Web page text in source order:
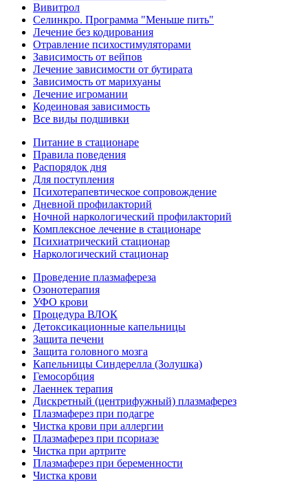
Вивитрол
Селинкро. Программа "Меньше пить"
Лечение без кодирования
Отравление психостимуляторами
Зависимость от вейпов
Лечение зависимости от бутирата
Зависимость от марихуаны
Лечение игромании
Кодеиновая зависимость
Все виды подшивки
Питание в стационаре
Правила поведения
Распорядок дня
Для поступления
Психотерапевтическое сопровождение
Дневной профилакторий
Ночной наркологический профилакторий
Комплексное лечение в стационаре
Психиатрический стационар
Наркологический стационар
Проведение плазмафереза
Озонотерапия
УФО крови
Процедура ВЛОК
Детоксикационные капельницы
Защита печени
Защита головного мозга
Капельницы Синдерелла (Золушка)
Гемосорбция
Лаеннек терапия
Дискретный (центрифужный) плазмаферез
Плазмаферез при подагре
Чистка крови при аллергии
Плазмаферез при псориазе
Чистка при артрите
Плазмаферез при беременности
Чистка крови